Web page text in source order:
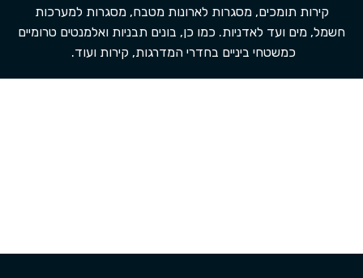
קירות תומכים, מסגרות לארונות מטבח, מסגרות למערכות
חשמל, מים ועד לאדניות. כמו כן, בונים תבניות ואלמנטים טרומיים
כמשטחי ביניים בחדרי המדרגות, קירות ועוד.